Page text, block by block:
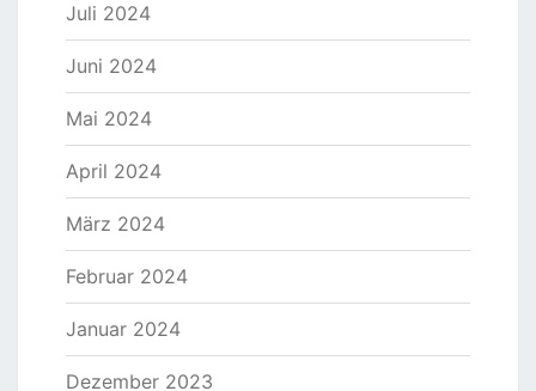
Juli 2024
Juni 2024
Mai 2024
April 2024
März 2024
Februar 2024
Januar 2024
Dezember 2023